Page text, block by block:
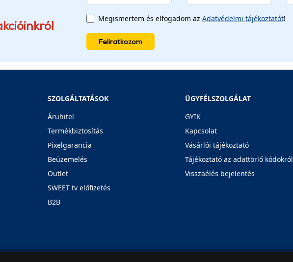
Megismertem és elfogadom az Adatvédelmi tájékoztatót!
Feliratkozom
SZOLGÁLTATÁSOK
Áruhitel
Termékbiztosítás
Pixelgarancia
Beüzemelés
Outlet
SWEET tv előfizetés
B2B
ÜGYFÉLSZOLGÁLAT
GYIK
Kapcsolat
Vásárlói tájékoztató
Tájékoztató az adattörlő kódokról
Visszaélés bejelentés